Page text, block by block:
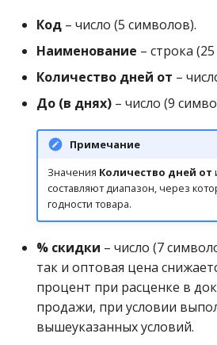
Код – число (5 символов).
Наименование – строка
Количество дней от –
До (в днях) – число (9
Примечание
Значения Количество дней от
составляют диапазон, через
годности товара.
% скидки – число (7
так и оптовая цена
процент при расценке в
продажи, при условии
вышеуказанных условий.